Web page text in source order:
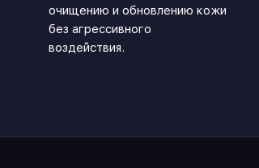
очищению и обновлению кожи
без агрессивного
воздействия.